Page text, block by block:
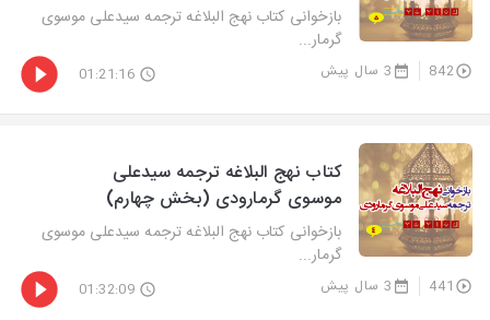
بازخوانی كتاب نهج البلاغه ترجمه سیدعلی موسوی
گرمار...
842 3 سال پیش 01:21:16
كتاب نهج البلاغه ترجمه سیدعلی
موسوی گرمارودی (بخش چهارم)
بازخوانی كتاب نهج البلاغه ترجمه سیدعلی موسوی
گرمار...
441 3 سال پیش 01:32:09